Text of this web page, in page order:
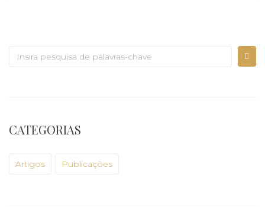
CATEGORIAS
Artigos Publicações